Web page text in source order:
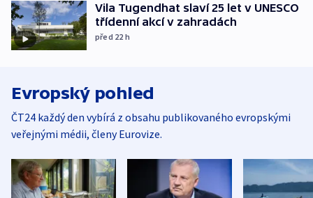
Vila Tugendhat slaví 25 let v UNESCO
třídenní akcí v zahradách
před 22 h
Evropský pohled
ČT24 každý den vybírá z obsahu publikovaného evropskými
veřejnými médii, členy Eurovize.